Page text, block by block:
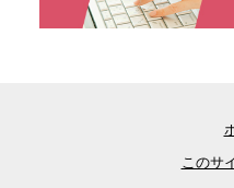
このサ